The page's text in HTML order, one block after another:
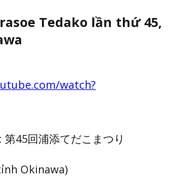
Tedako lần thứ 45,
watch?
45回浦添てだこまつり
Okinawa)